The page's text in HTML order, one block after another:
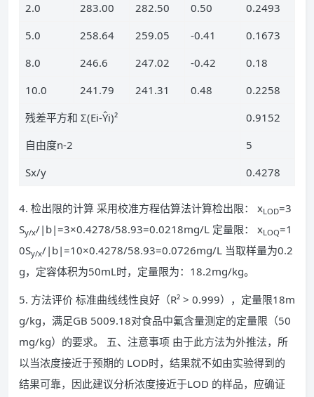
2.0 283.00 282.50 0.50
0.2493
5.0
258.64 259.05 -0.41
0.1673
8.0
246.6 247.02 -0.42
0.18
10.0
241.79 241.31 0.48
0.2258
残差平方和 Σ(Ei-Ŷi)²
0.9152
自由度n-2
5
Sx/y
0.4278
4. 检出限的计算 采用校准方程估算法计算检出限： xLOD=3
Sy/x/|b|=3×0.4278/58.93=0.0218mg/L 定量限： xLOQ=1
0Sy/x/|b|=10×0.4278/58.93=0.0726mg/L 当取样量为0.2
g，定容体积为50mL时，定量限为：18.2mg/kg。
5. 方法评价 标准曲线线性良好（R² > 0.999），定量限18m
g/kg，满足GB 5009.18对食品中氟含量测定的定量限（50
mg/kg）的要求。 五、注意事项 由于此方法为外推法，所
以当浓度接近于预期的 LOD时，结果就不如由实验得到的
结果可靠，因此建议分析浓度接近于LOD 的样品，应确证